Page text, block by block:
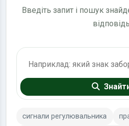
Введіть запит і пошук
відповідь
сигнали регулювальника